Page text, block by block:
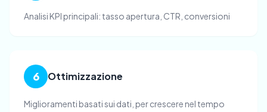
Analisi KPI principali: tasso apertura, CTR, conversioni
6 Ottimizzazione
Miglioramenti basati sui dati, per crescere nel tempo